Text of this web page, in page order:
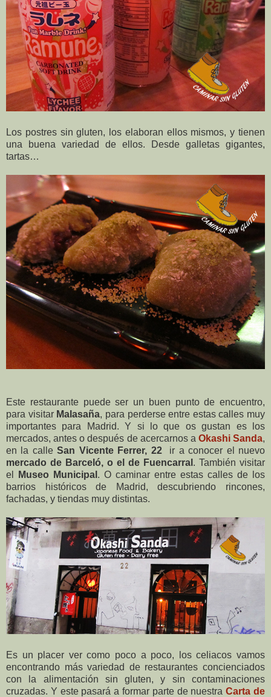
Los postres sin gluten, los elaboran ellos mismos, y tienen
una buena variedad de ellos. Desde galletas gigantes,
tartas…
Este restaurante puede ser un buen punto de encuentro,
para visitar Malasaña, para perderse entre estas calles muy
importantes para Madrid. Y si lo que os gustan es los
mercados, antes o después de acercarnos a Okashi Sanda,
en la calleSan Vicente Ferrer, 22ir a conocer el nuevo
mercado de Barceló, o el de Fuencarral . También visitar
el
Museo Municipal . O caminar entre estas calles de los
barrios históricos de Madrid, descubriendo rincones,
fachadas, y tiendas muy distintas.
Es un placer ver como poco a poco, los celiacos vamos
encontrando más variedad de restaurantes concienciados
con la alimentación sin gluten, y sin contaminaciones
cruzadas. Y este pasará a formar parte de nuestraCarta de